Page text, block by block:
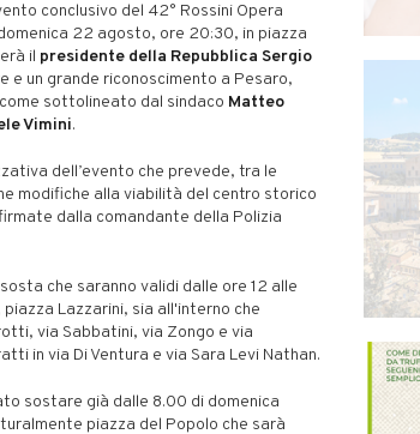
conclusivo del 42° Rossini Opera
22 agosto, ore 20:30, in piazza
il presidente della Repubblica Sergio
e un grande riconoscimento a Pesaro,
sottolineato dal sindaco Matteo
Vimini.
dell’evento che prevede, tra le
modifiche alla viabilità del centro storico
dalla comandante della Polizia
che saranno validi dalle ore 12 alle
Lazzarini, sia all'interno che
via Sabbatini, via Zongo e via
in via Di Ventura e via Sara Levi Nathan.
sostare già dalle 8.00 di domenica
piazza del Popolo che sarà